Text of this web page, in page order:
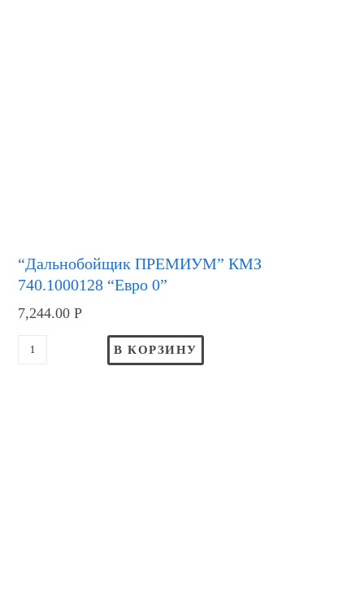
“Дальнобойщик ПРЕМИУМ” КМЗ
740.1000128 “Евро 0”
7,244.00Р
В КОРЗИНУ